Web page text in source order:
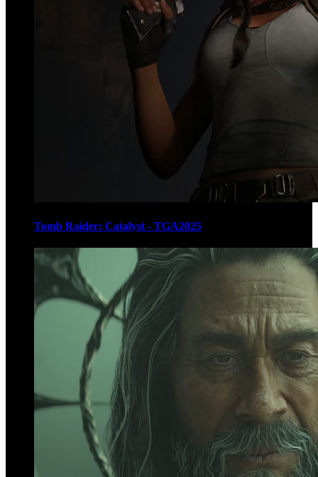
Tomb Raider: Catalyst - TGA2025